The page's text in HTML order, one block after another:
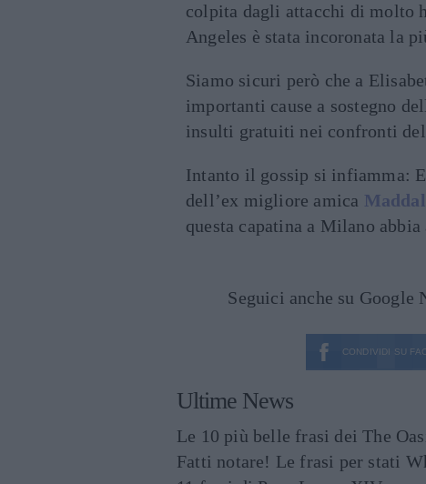
colpita dagli attacchi di molto
Angeles è stata incoronata la
Siamo sicuri però che a
importanti cause a sostegno
insulti gratuiti nei confronti
Intanto il gossip si infiamma:
dell’ex migliore amica
questa capatina a Milano
Seguici anche su Google
CONDIVIDI SU
Ultime News
Le 10 più belle frasi dei The
Fatti notare! Le frasi per stati